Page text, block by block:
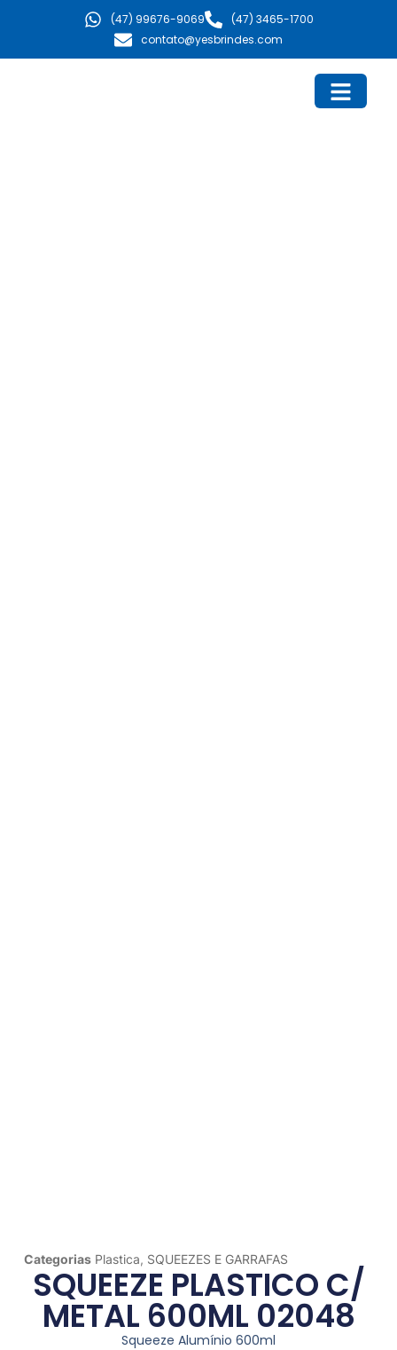
(47) 99676-9069
(47) 3465-1700
contato@yesbrindes.com
Categorias Plastica, SQUEEZES E GARRAFAS
SQUEEZE PLASTICO C/
METAL 600ML 02048
Squeeze Alumínio 600ml